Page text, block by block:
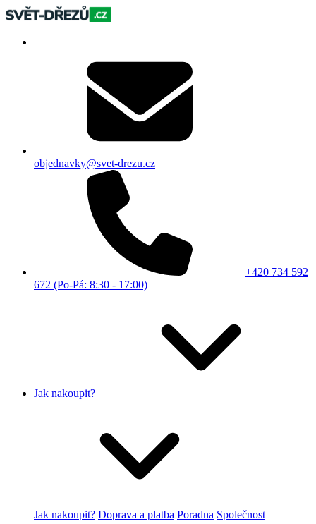
objednavky@svet-drezu.cz
+420 734 592
672 (Po-Pá: 8:30 - 17:00)
Jak nakoupit?
Jak nakoupit? Doprava a platba Poradna Společnost